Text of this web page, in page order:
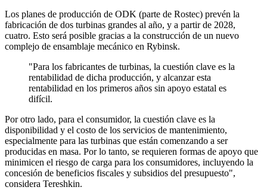
Los planes de producción de ODK (parte de Rostec) prevén la
fabricación de dos turbinas grandes al año, y a partir de 2028,
cuatro. Esto será posible gracias a la construcción de un nuevo
complejo de ensamblaje mecánico en Rybinsk.
"Para los fabricantes de turbinas, la cuestión clave es la
rentabilidad de dicha producción, y alcanzar esta
rentabilidad en los primeros años sin apoyo estatal es
difícil.
Por otro lado, para el consumidor, la cuestión clave es la
disponibilidad y el costo de los servicios de mantenimiento,
especialmente para las turbinas que están comenzando a ser
producidas en masa. Por lo tanto, se requieren formas de apoyo que
minimicen el riesgo de carga para los consumidores, incluyendo la
concesión de beneficios fiscales y subsidios del presupuesto",
considera Tereshkin.